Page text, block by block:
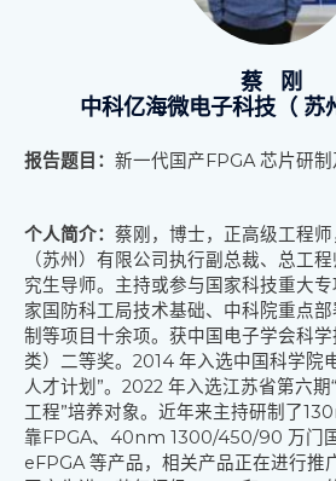
蔡 刚
中科亿海微电子科技（ 苏
报告题目： 新一代国产FPGA 芯片研制
个人简介： 蔡刚，博士，正高级工程
（苏州）有限公司执行副总裁、 总工
究生导师。主持或参与国家科技重大
家 国防科工局技术基础、中科院重点
制等项目十余项。获中国电子学会科学
类）二等奖。2014 年入选中国科学院
人才计划”。2022 年入选江苏省第六
工程”培养对象。近年来主持研制了
靠FPGA、40nm 1300/450/90 万门
eFPGA 等产品，相关产品正在进行推